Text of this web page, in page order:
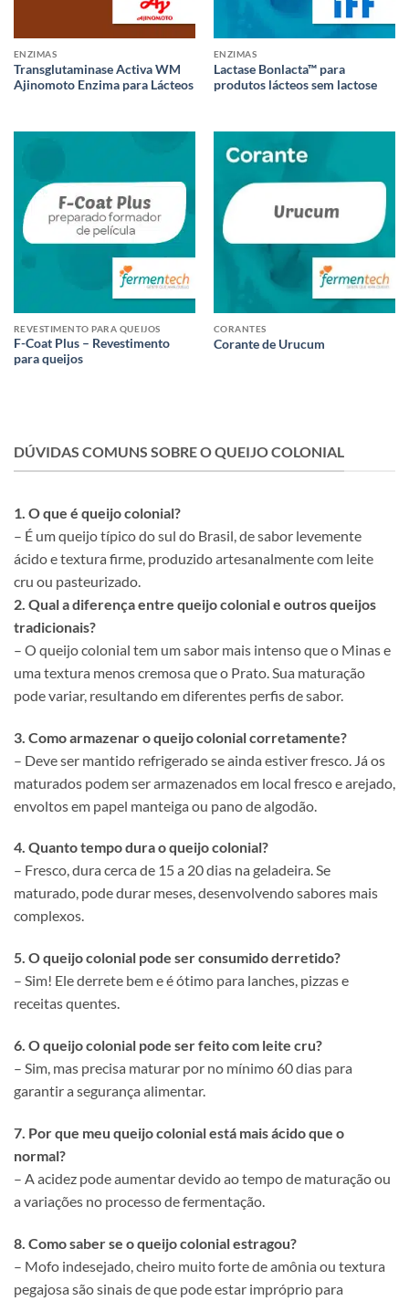
ENZIMAS
Transglutaminase Activa WM
Ajinomoto Enzima para Lácteos
ENZIMAS
Lactase Bonlacta™ para
produtos lácteos sem lactose
REVESTIMENTO PARA QUEIJOS
F-Coat Plus – Revestimento
para queijos
CORANTES
Corante de Urucum
DÚVIDAS COMUNS SOBRE O QUEIJO COLONIAL
1. O que é queijo colonial?
– É um queijo típico do sul do Brasil, de sabor levemente
ácido e textura firme, produzido artesanalmente com leite
cru ou pasteurizado.
2. Qual a diferença entre queijo colonial e outros queijos
tradicionais?
– O queijo colonial tem um sabor mais intenso que o Minas e
uma textura menos cremosa que o Prato. Sua maturação
pode variar, resultando em diferentes perfis de sabor.
3. Como armazenar o queijo colonial corretamente?
– Deve ser mantido refrigerado se ainda estiver fresco. Já os
maturados podem ser armazenados em local fresco e arejado,
envoltos em papel manteiga ou pano de algodão.
4. Quanto tempo dura o queijo colonial?
– Fresco, dura cerca de 15 a 20 dias na geladeira. Se
maturado, pode durar meses, desenvolvendo sabores mais
complexos.
5. O queijo colonial pode ser consumido derretido?
– Sim! Ele derrete bem e é ótimo para lanches, pizzas e
receitas quentes.
6. O queijo colonial pode ser feito com leite cru?
– Sim, mas precisa maturar por no mínimo 60 dias para
garantir a segurança alimentar.
7. Por que meu queijo colonial está mais ácido que o
normal?
– A acidez pode aumentar devido ao tempo de maturação ou
a variações no processo de fermentação.
8. Como saber se o queijo colonial estragou?
– Mofo indesejado, cheiro muito forte de amônia ou textura
pegajosa são sinais de que pode estar impróprio para